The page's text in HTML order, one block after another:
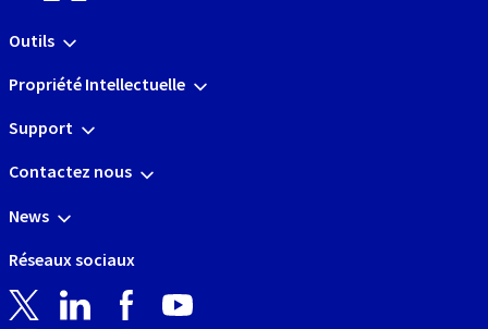
Outils
Propriété Intellectuelle
Support
Contactez nous
News
Réseaux sociaux